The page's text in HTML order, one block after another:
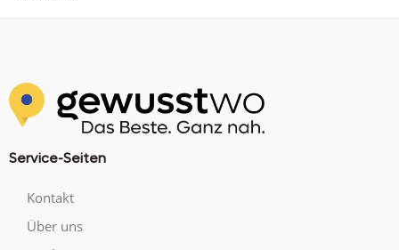
Service-Seiten
Kontakt
Über uns